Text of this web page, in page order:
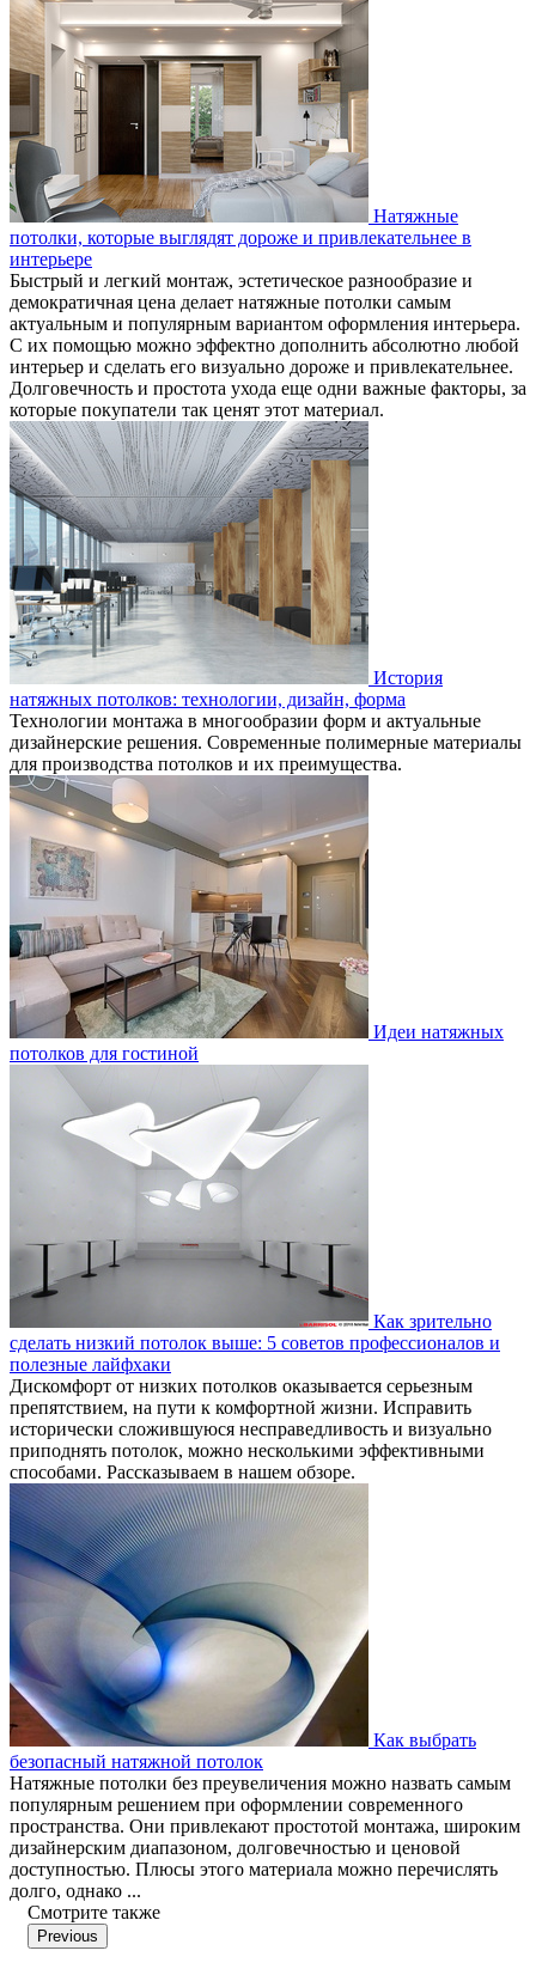
Натяжные
потолки, которые выглядят дороже и привлекательнее в
интерьере
Быстрый и легкий монтаж, эстетическое разнообразие и
демократичная цена делает натяжные потолки самым
актуальным и популярным вариантом оформления интерьера.
С их помощью можно эффектно дополнить абсолютно любой
интерьер и сделать его визуально дороже и привлекательнее.
Долговечность и простота ухода еще одни важные факторы, за
которые покупатели так ценят этот материал.
История
натяжных потолков: технологии, дизайн, форма
Технологии монтажа в многообразии форм и актуальные
дизайнерские решения. Современные полимерные материалы
для производства потолков и их преимущества.
Идеи натяжных
потолков для гостиной
Как зрительно
сделать низкий потолок выше: 5 советов профессионалов и
полезные лайфхаки
Дискомфорт от низких потолков оказывается серьезным
препятствием, на пути к комфортной жизни. Исправить
исторически сложившуюся несправедливость и визуально
приподнять потолок, можно несколькими эффективными
способами. Рассказываем в нашем обзоре.
Как выбрать
безопасный натяжной потолок
Натяжные потолки без преувеличения можно назвать самым
популярным решением при оформлении современного
пространства. Они привлекают простотой монтажа, широким
дизайнерским диапазоном, долговечностью и ценовой
доступностью. Плюсы этого материала можно перечислять
долго, однако ...
Смотрите также
Previous